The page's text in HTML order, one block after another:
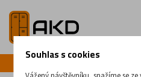
Souhlas s cookies